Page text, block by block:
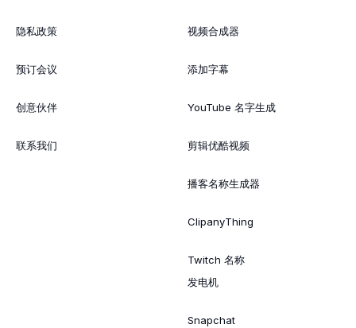
隐私政策
预订会议
创意伙伴
联系我们
视频合成器
添加字幕
YouTube 名字生成
剪辑优酷视频
播客名称生成器
ClipanyThing
Twitch 名称
发电机
Snapchat